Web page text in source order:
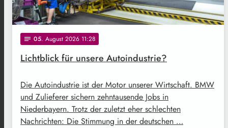
notes 05. August 2026 11:28
Lichtblick für unsere Autoindustrie?
Die Autoindustrie ist der Motor unserer Wirtschaft. BMW
und Zulieferer sichern zehntausende Jobs in
Niederbayern. Trotz der zuletzt eher schlechten
Nachrichten: Die Stimmung in der deutschen …